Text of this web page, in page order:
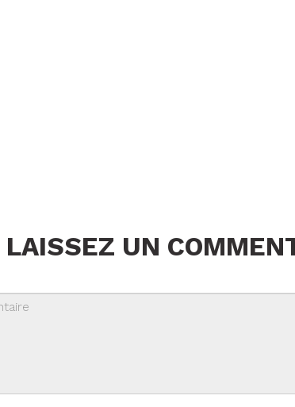
LAISSEZ UN